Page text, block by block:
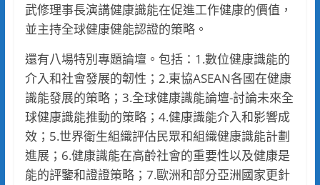
武修理事長演講健康識能在促進工作健康的價值，
並主持全球健康健能認證的策略。
還有八場特別專題論壇。包括：1.數位健康識能的
介入和社會發展的韌性；2.東協ASEAN各國在健康
識能發展的策略；3.全球健康識能論壇-討論未來全
球健康識能推動的策略；4.健康識能介入和影響成
效；5.世界衛生組織評估民眾和組織健康識能計劃
進展；6.健康識能在高齡社會的重要性以及健康是
能的評鑒和證證策略；7.歐洲和部分亞洲國家更針